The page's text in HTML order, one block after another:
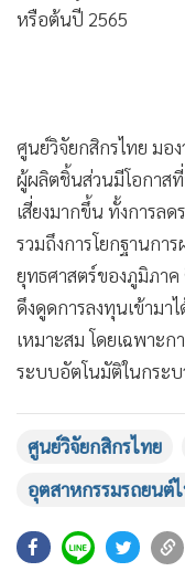
• การเมือง
• Special Scoop
• เศรษฐกิจ-ธุรกิจ
• จีน
ชุมชน-คุณภาพชีวิต
•
Motoring
• เกม
SMEs
หุ้น
อินโดจีน
• กองทุนรวม
• Celeb Online
หรือต้นปี 2565
ศูนย์วิจัยกสิกรไทย มอ
ผู้ผลิตชิ้นส่วนมีโอกาสที่
เสี่ยงมากขึ้น ทั้งการล
รวมถึงการโยกฐานกา
ยุทธศาสตร์ของภูมิภาค
ดึงดูดการลงทุนเข้ามา
เหมาะสม โดยเฉพาะ
ระบบอัตโนมัติในกระ
ศูนย์วิจัยกสิกรไทย
อุตสาหกรรมรถยนต์